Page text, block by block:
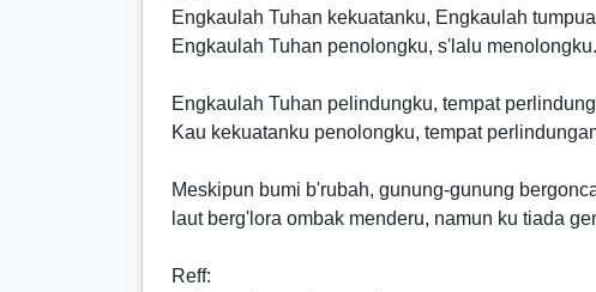
Engkaulah Tuhan kekuatanku, Engkaulah
Engkaulah Tuhan penolongku, s'lalu menolongku.
Engkaulah Tuhan pelindungku, tempat
Kau kekuatanku penolongku, tempat
Meskipun bumi b'rubah, gunung-gunung
laut berg'lora ombak menderu, namun ku tiada
Reff: